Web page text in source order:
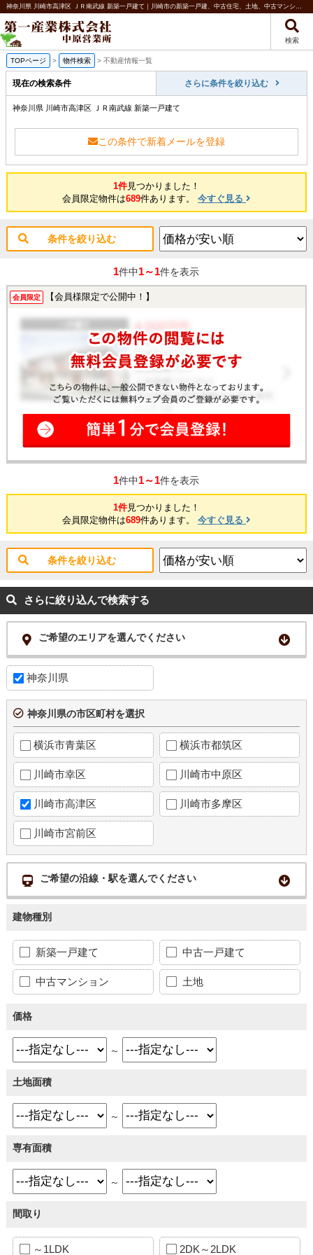
神奈川県 川崎市高津区 ＪＲ南武線 新築一戸建て｜川崎市の新築一戸建、中古住宅、土地、中古マンションなど不動産のことなら第一産業株式会社 中原営業所
検索
TOPページ > 物件検索 > 不動産情報一覧
現在の検索条件 さらに条件を絞り込む
神奈川県 川崎市高津区 ＪＲ南武線 新築一戸建て
この条件で新着メールを登録
1件見つかりました！
会員限定物件は689件あります。 今すぐ見る
条件を絞り込む
1件中1～1件を表示
会員限定 【会員様限定で公開中！】
1件中1～1件を表示
1件見つかりました！
会員限定物件は689件あります。 今すぐ見る
条件を絞り込む
さらに絞り込んで検索する
ご希望のエリアを選んでください
神奈川県
神奈川県の市区町村を選択
横浜市青葉区 横浜市都筑区
川崎市幸区 川崎市中原区
川崎市高津区 川崎市多摩区
川崎市宮前区
ご希望の沿線・駅を選んでください
建物種別
新築一戸建て 中古一戸建て
中古マンション 土地
価格
～
土地面積
～
専有面積
～
間取り
～1LDK 2DK～2LDK